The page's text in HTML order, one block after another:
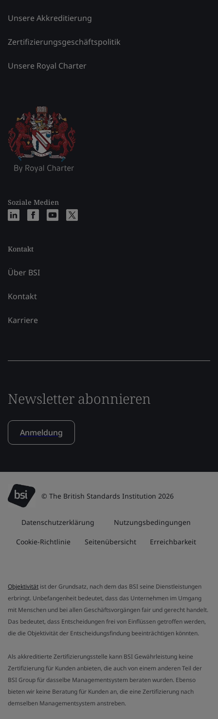
Unsere Akkreditierung
Zertifizierungsgeschäftspolitik
Unsere Royal Charter
Soziale Medien
Kontakt
Über BSI
Kontakt
Karriere
Newsletter abonnieren
Anmeldung
© The British Standards Institution 2026
Datenschutzerklärung Nutzungsbedingungen
Cookie-Richtlinie Seitenübersicht Erreichbarkeit
Objektivität ist der Grundsatz, nach dem das BSI seine Dienstleistungen
erbringt. Unbefangenheit bedeutet, dass das Unternehmen im Umgang
mit Menschen und bei allen Geschäftsvorgängen fair und gerecht handelt.
Das bedeutet, dass Entscheidungen frei von Einflüssen getroffen werden,
die die Objektivität der Entscheidungsfindung beeinträchtigen könnten.
Als akkreditierte Zertifizierungsstelle kann BSI Gewährleistung keine
Zertifizierung für Kunden anbieten, die auch von einem anderen Teil der
BSI Group für dasselbe Managementsystem beraten wurden. Ebenso
bieten wir keine Beratung für Kunden an, die eine Zertifizierung nach
demselben Managementsystem anstreben.